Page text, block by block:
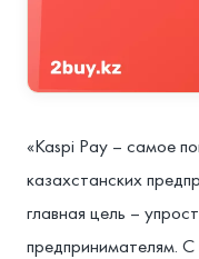
«Kaspi Pay – самое
казахстанских
главная цель –
предпринимателям.